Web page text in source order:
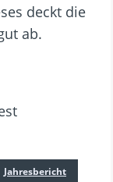
deckt die
ab.
Jahresbericht